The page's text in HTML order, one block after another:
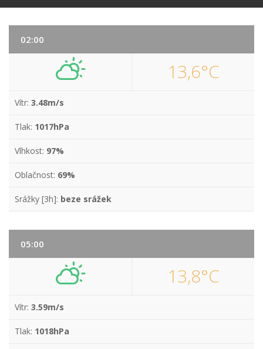
02:00
13,6°C
Vítr: 3.48m/s
Tlak: 1017hPa
Vlhkost: 97%
Oblačnost: 69%
Srážky [3h]: beze srážek
05:00
13,8°C
Vítr: 3.59m/s
Tlak: 1018hPa